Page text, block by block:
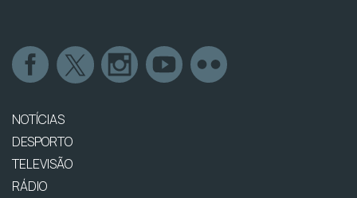
NOTÍCIAS
DESPORTO
TELEVISÃO
RÁDIO